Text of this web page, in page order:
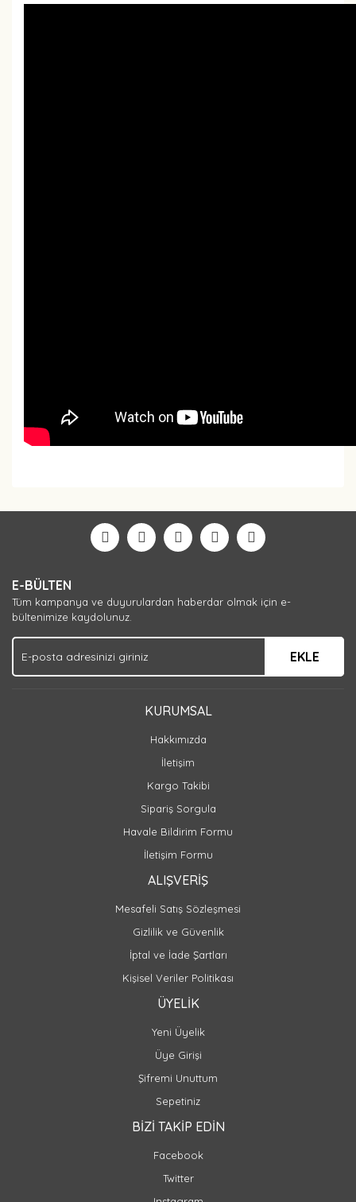
Yorum Yaz
E-BÜLTEN
Tüm kampanya ve duyurulardan haberdar olmak için e-
bültenimize kaydolunuz.
EKLE
KURUMSAL
Hakkımızda
İletişim
Kargo Takibi
Sipariş Sorgula
Havale Bildirim Formu
İletişim Formu
ALIŞVERİŞ
Mesafeli Satış Sözleşmesi
Gizlilik ve Güvenlik
İptal ve İade Şartları
Kişisel Veriler Politikası
ÜYELİK
Yeni Üyelik
Üye Girişi
Şifremi Unuttum
Sepetiniz
BİZİ TAKİP EDİN
Facebook
Twitter